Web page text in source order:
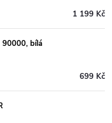
1 199 Kč
90000, bílá
699 Kč